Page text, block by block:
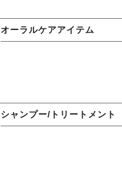
オーラルケアアイテム
シャンプー/トリートメント